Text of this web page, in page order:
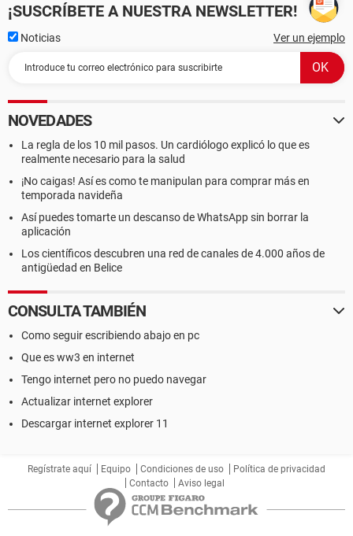
¡SUSCRÍBETE A NUESTRA NEWSLETTER!
Noticias Ver un ejemplo
NOVEDADES
La regla de los 10 mil pasos. Un cardiólogo explicó lo que es
realmente necesario para la salud
¡No caigas! Así es como te manipulan para comprar más en
temporada navideña
Así puedes tomarte un descanso de WhatsApp sin borrar la
aplicación
Los científicos descubren una red de canales de 4.000 años de
antigüedad en Belice
CONSULTA TAMBIÉN
Como seguir escribiendo abajo en pc
Que es ww3 en internet
Tengo internet pero no puedo navegar
Actualizar internet explorer
Descargar internet explorer 11
Regístrate aquí Equipo Condiciones de uso
Política de privacidad
Contacto
Aviso legal